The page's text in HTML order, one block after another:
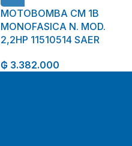
MOTOBOMBA CM 1B
MONOFASICA N. MOD.
2,2HP 11510514 SAER
₲ 3.382.000